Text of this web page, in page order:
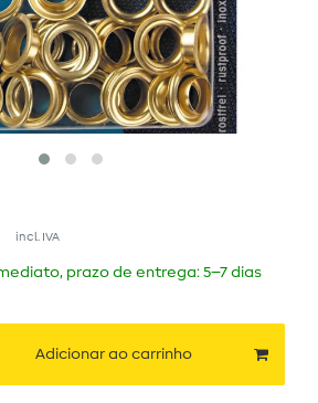
incl. IVA
prazo de entrega: 5–7 dias
Adicionar ao carrinho